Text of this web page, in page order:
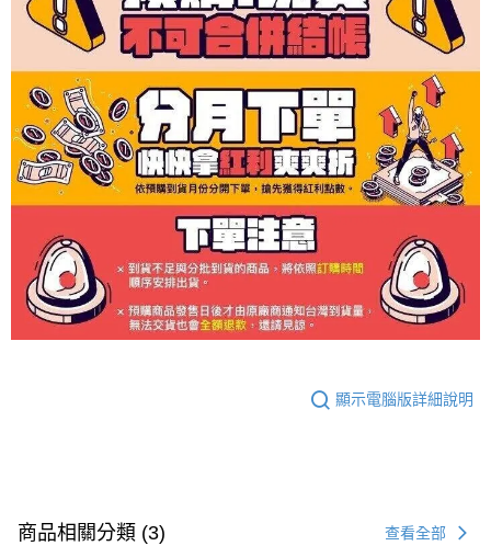
顯示電腦版詳細說明
商品相關分類 (3) 查看全部